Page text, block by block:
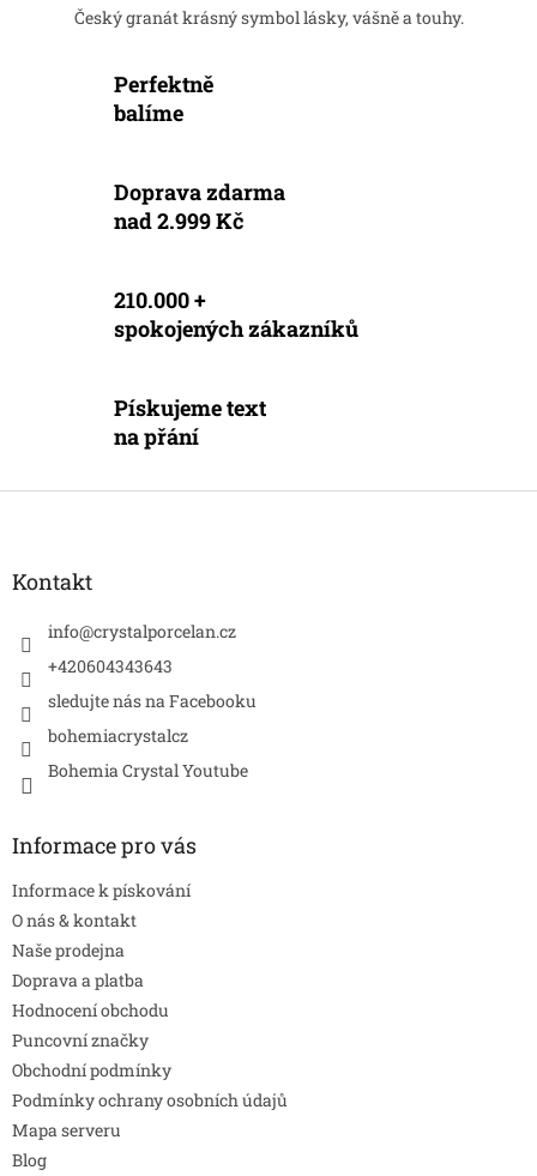
a
v
u
v
Český granát krásný symbol lásky, vášně a touhy.
Perfektně
balíme
Doprava zdarma
nad 2.999 Kč
210.000 +
spokojených zákazníků
Pískujeme text
na přání
Z
Kontakt
info@crystalporcelan.cz
+420604343643
sledujte nás na Facebooku
bohemiacrystalcz
Bohemia Crystal Youtube
Informace pro vás
Informace k pískování
O nás & kontakt
Naše prodejna
Doprava a platba
Hodnocení obchodu
Puncovní značky
Obchodní podmínky
Podmínky ochrany osobních údajů
Mapa serveru
Blog